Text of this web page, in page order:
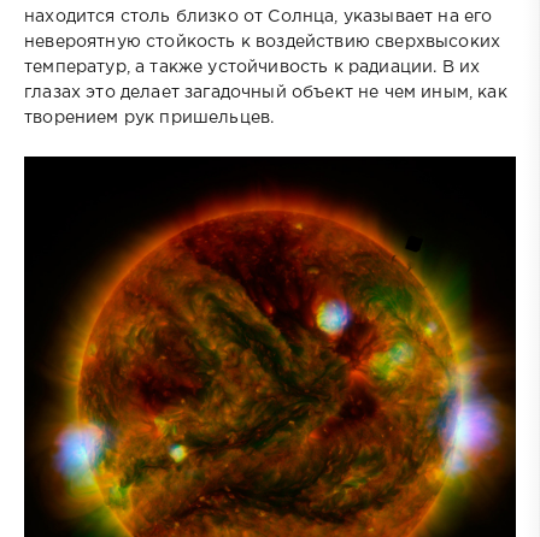
находится столь близко от Солнца, указывает на его
невероятную стойкость к воздействию сверхвысоких
температур, а также устойчивость к радиации. В их
глазах это делает загадочный объект не чем иным, как
творением рук пришельцев.